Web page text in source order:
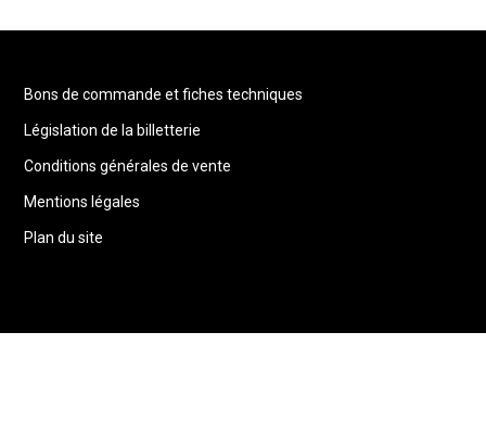
Bons de commande et fiches techniques
Législation de la billetterie
Conditions générales de vente
Mentions légales
Plan du site